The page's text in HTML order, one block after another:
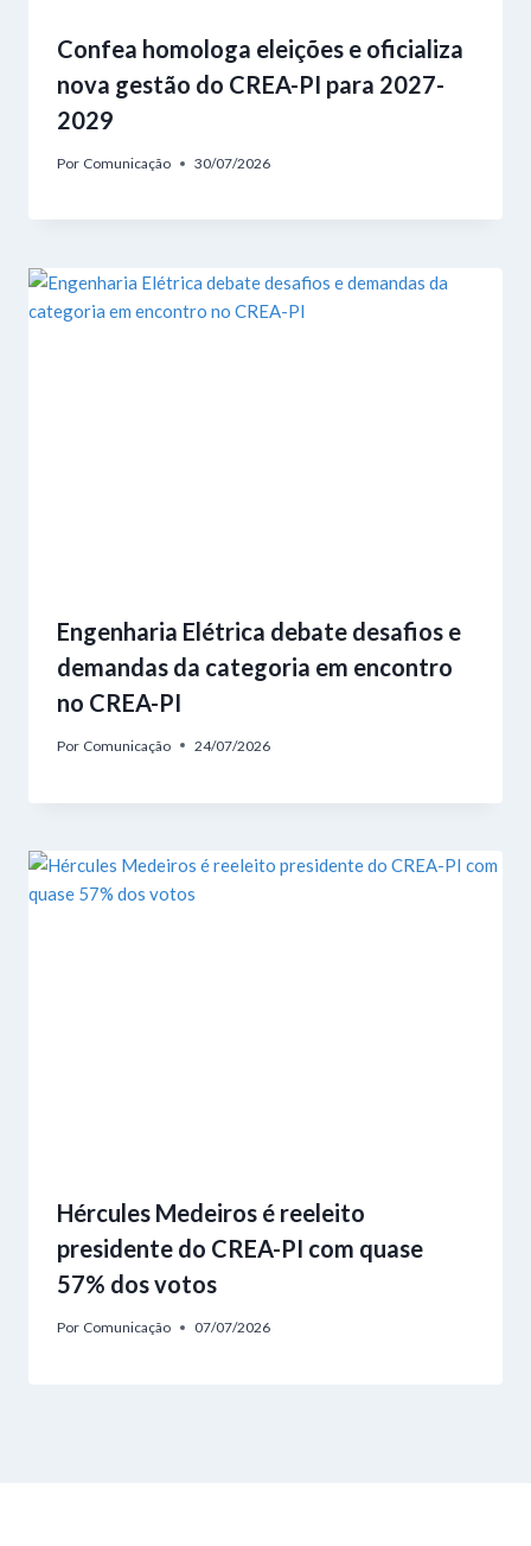
Confea homologa eleições e oficializa
nova gestão do CREA-PI para 2027-
2029
Por Comunicação 30/07/2026
Engenharia Elétrica debate desafios e
demandas da categoria em encontro
no CREA-PI
Por Comunicação 24/07/2026
Hércules Medeiros é reeleito
presidente do CREA-PI com quase
57% dos votos
Por Comunicação 07/07/2026